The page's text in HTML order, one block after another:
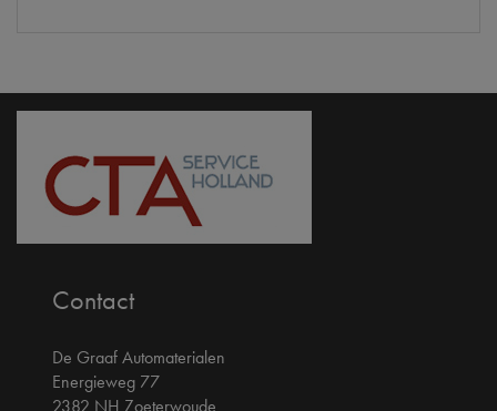
Contact
De Graaf Automaterialen
Energieweg 77
2382 NH Zoeterwoude